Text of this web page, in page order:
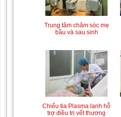
Trung tâm chăm sóc mẹ
bầu và sau sinh
Chiếu tia Plasma lạnh hỗ
trợ điều trị vết thương